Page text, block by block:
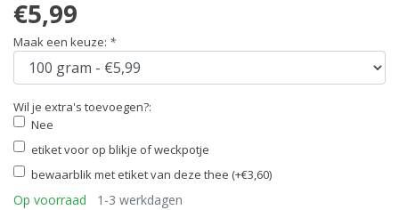
€5,99
Maak een keuze: *
Wil je extra's toevoegen?:
Nee
etiket voor op blikje of weckpotje
bewaarblik met etiket van deze thee (+€3,60)
Op voorraad 1-3 werkdagen